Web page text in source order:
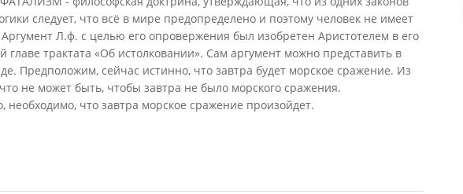
следует, что всё в мире предопределено и поэтому человек не имеет
Л.ф. с целью его опровержения был изобретен Аристотелем в его
главе трактата «Об истолковании». Сам аргумент можно представить в
Предположим, сейчас истинно, что завтра будет морское сражение. Из
что не может быть, чтобы завтра не было морского сражения.
необходимо, что завтра морское сражение произойдет.